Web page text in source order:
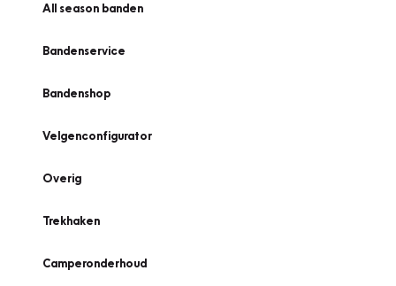
All season banden
Bandenservice
Bandenshop
Velgenconfigurator
Overig
Trekhaken
Camperonderhoud